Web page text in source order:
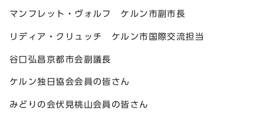
マンフレット・ヴォルフ ケルン市副市長
リディア・クリュッチ ケルン市国際交流担当
谷口弘昌京都市会副議長
ケルン独日協会会員の皆さん
みどりの会伏見桃山会員の皆さん